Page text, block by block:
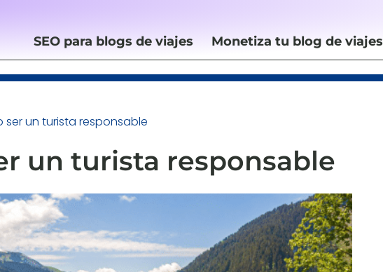
SEO para blogs de viajes Monetiza tu blog de viajes
ser un turista responsable
un turista responsable